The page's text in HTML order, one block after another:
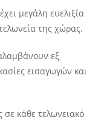
μεγάλη ευελιξία
της χώρας.
εξ
εισαγωγών και
κάθε τελωνειακό